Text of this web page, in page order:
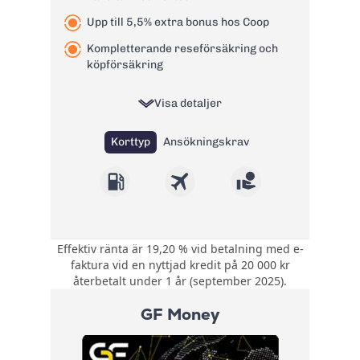
Läs mer om Bank Norwegian
kreditkort Visa →
Upp till 5,5% extra bonus hos Coop
Kompletterande reseförsäkring och
köpförsäkring
Visa detaljer
Korttyp Ansökningskrav
Bonus:
0,5 poäng per krona
på allt du handlar
med kortet. Upp till
hos Coop.
Kompletterande
reseförsäkring och
Effektiv ränta är 19,20 % vid betalning med e-
faktura vid en nyttjad kredit på 20 000 kr
återbetalt under 1 år (september 2025).
GF Money